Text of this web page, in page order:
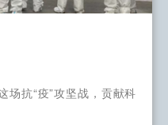
场抗“疫”攻坚战，贡献科